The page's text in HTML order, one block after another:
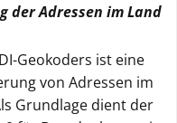
der Adressen im Land
Geokoders ist eine
von Adressen im
Grundlage dient der